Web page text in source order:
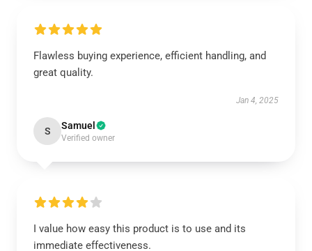
Flawless buying experience, efficient handling, and
great quality.
Jan 4, 2025
S Samuel
Verified owner
I value how easy this product is to use and its
immediate effectiveness.